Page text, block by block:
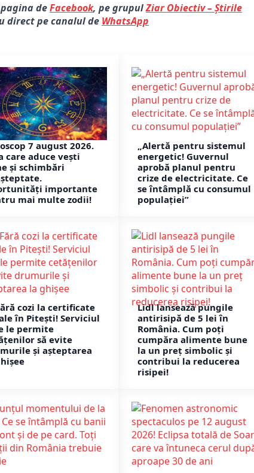
deFacebook, pe grupulZiar Obiectiv – Știrile
direct pe canalul de WhatsApp
7 august 2026.
care aduce vești
și schimbări
importante
mai multe zodii!
„Alertă pentru sistemul
energetic! Guvernul
aprobă planul pentru
crize de electricitate. Ce
se întâmplă cu consumul
populației”
cozi la certificate
în Pitești! Serviciul
le permite
să evite
și așteptarea
Lidl lansează pungile
antirisipă de 5 lei în
România. Cum poți
cumpăra alimente bune
la un preț simbolic și
contribui la reducerea
risipei!